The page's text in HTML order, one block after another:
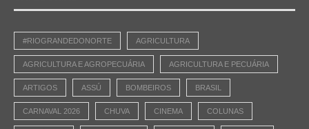
#RIOGRANDEDONORTE AGRICULTURA
AGRICULTURA E AGROPECUÁRIA AGRICULTURA E PECUÁRIA
ARTIGOS ASSÚ BOMBEIROS BRASIL
CARNAVAL 2026 CHUVA CINEMA COLUNAS